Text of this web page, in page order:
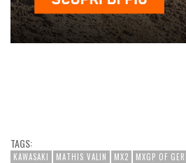
TAGS:
KAWASAKI MATHIS VALIN MX2 MXGP OF